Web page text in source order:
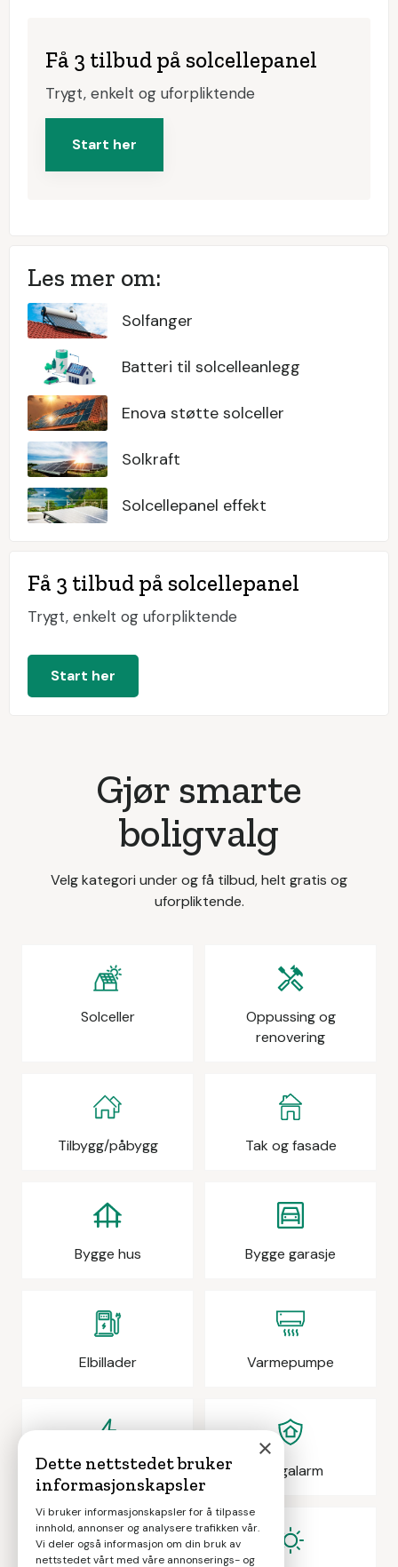
Få 3 tilbud på solcellepanel
Trygt, enkelt og uforpliktende
Start her
Les mer om:
Solfanger
Batteri til solcelleanlegg
Enova støtte solceller
Solkraft
Solcellepanel effekt
Få 3 tilbud på solcellepanel
Trygt, enkelt og uforpliktende
Start her
Gjør smarte
boligvalg
Velg kategori under og få tilbud, helt gratis og
uforpliktende.
Solceller
Oppussing og
renovering
Tilbygg/påbygg Tak og fasade
Bygge hus Bygge garasje
Elbillader Varmepumpe
Elektrikeroppdrag Boligalarm
×
Dette nettstedet bruker
informasjonskapsler
Vi bruker informasjonskapsler for å tilpasse
innhold, annonser og analysere trafikken vår.
Vi deler også informasjon om din bruk av
nettstedet vårt med våre annonserings- og